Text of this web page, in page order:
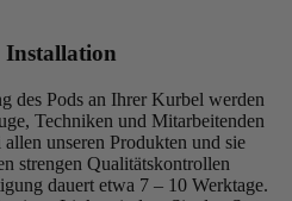
des Pods an Ihrer Kurbel werden
Techniken und Mitarbeitenden
unseren Produkten und sie
strengen Qualitätskontrollen
dauert etwa 7 – 10 Werktage.